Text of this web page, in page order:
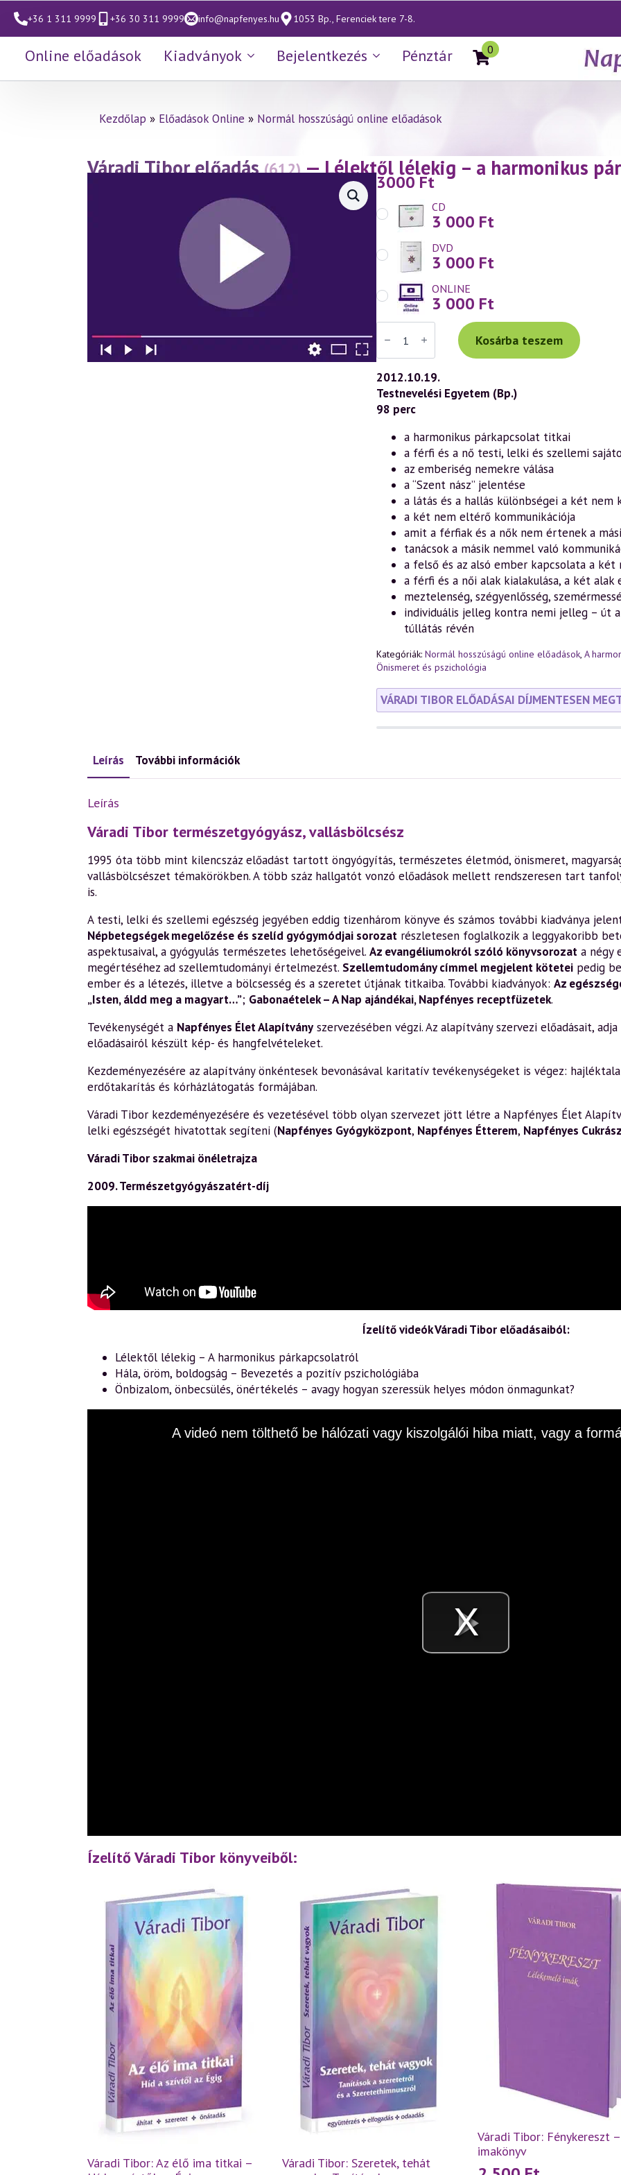
+36 1 311 9999 +36 30 311 9999 info@napfenyes.hu 1053 Bp., Ferenciek tere 7-8.
Online előadások Kiadványok Bejelentkezés Pénztár 0
Kezdőlap » Előadások Online » Normál hosszúságú online előadások
Váradi Tibor előadás (612) — Lélektől lélekig – a harmonikus
3000Ft
CD
3 000 Ft
DVD
3 000 Ft
ONLINE
3 000 Ft
Váradi
Tibor
előadás
(612)
—
Lélektől
lélekig
–
a
párkapcsolatról
rész
(2012.10.19.)
mennyiség
Kosárba teszem
2012.10.19.
Testnevelési Egyetem (Bp.)
98 perc
a harmonikus párkapcsolat titkai
a férfi és a nő testi, lelki és szellemi
az emberiség nemekre válása
a “Szent nász” jelentése
a látás és a hallás különbségei a két nem
a két nem eltérő kommunikációja
amit a férfiak és a nők nem értenek a
tanácsok a másik nemmel való
a felső és az alsó ember kapcsolata a két
a férfi és a női alak kialakulása, a két
meztelenség, szégyenlősség,
individuális jelleg kontra nemi jelleg – út
túllátás révén
Kategóriák: Normál hosszúságú online előadások, A
Önismeret és pszichológia
VÁRADI TIBOR ELŐADÁSAI DÍJMENTESEN
Leírás További információk
Leírás
Váradi Tibor természetgyógyász, vallásbölcsész
1995 óta több mint kilencszáz előadást tartott öngyógyítás, természetes életmód, önismeret,
vallásbölcsészet témakörökben. A több száz hallgatót vonzó előadások mellett rendszeresen tart
is.
A testi, lelki és szellemi egészség jegyében eddig tizenhárom könyve és számos további kiadványa
Népbetegségek megelőzése és szelíd gyógymódjai sorozat részletesen foglalkozik a leggyakoribb
aspektusaival, a gyógyulás természetes lehetőségeivel. Az evangéliumokról szóló könyvsorozat a négy
megértéséhez ad szellemtudományi értelmezést. Szellemtudomány címmel megjelent kötetei pedig
ember és a létezés, illetve a bölcsesség és a szeretet útjának titkaiba. További kiadványok: Az
„Isten, áldd meg a magyart…”; Gabonaételek – A Nap ajándékai,Napfényes receptfüzetek.
Tevékenységét a Napfényes Élet Alapítványszervezésében végzi. Az alapítvány szervezi előadásait,
előadásairól készült kép- és hangfelvételeket.
Kezdeményezésére az alapítvány önkéntesek bevonásával karitatív tevékenységeket is végez:
erdőtakarítás és kórházlátogatás formájában.
Váradi Tibor kezdeményezésére és vezetésével több olyan szervezet jött létre a Napfényes Élet
lelki egészségét hivatottak segíteni (Napfényes Gyógyközpont, Napfényes Étterem, Napfényes
Váradi Tibor szakmai önéletrajza
2009. Természetgyógyászatért-díj
Ízelítő videók Váradi Tibor előadásaiból:
Lélektől lélekig – A harmonikus párkapcsolatról
Hála, öröm, boldogság – Bevezetés a pozitív pszichológiába
Önbizalom, önbecsülés, önértékelés – avagy hogyan szeressük helyes módon önmagunkat?
Videó
A videó nem tölthető be hálózati vagy kiszolgálói hiba miatt, vagy a
Ízelítő Váradi Tibor könyveiből:
Váradi Tibor: Az élő ima titkai –
Váradi Tibor: Szeretek, tehát
Váradi Tibor: Fénykereszt –
imakönyv